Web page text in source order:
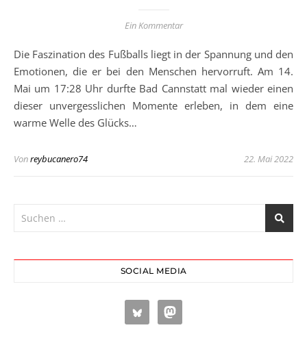
Ein Kommentar
Die Faszination des Fußballs liegt in der Spannung und den
Emotionen, die er bei den Menschen hervorruft. Am 14.
Mai um 17:28 Uhr durfte Bad Cannstatt mal wieder einen
dieser unvergesslichen Momente erleben, in dem eine
warme Welle des Glücks…
Vonreybucanero74 22. Mai 2022
SOCIAL MEDIA